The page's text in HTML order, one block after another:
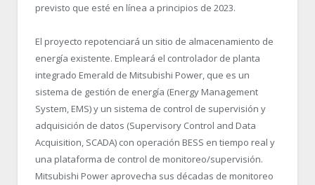
previsto que esté en línea a principios de 2023.
El proyecto repotenciará un sitio de almacenamiento de
energía existente. Empleará el controlador de planta
integrado Emerald de Mitsubishi Power, que es un
sistema de gestión de energía (Energy Management
System, EMS) y un sistema de control de supervisión y
adquisición de datos (Supervisory Control and Data
Acquisition, SCADA) con operación BESS en tiempo real y
una plataforma de control de monitoreo/supervisión.
Mitsubishi Power aprovecha sus décadas de monitoreo